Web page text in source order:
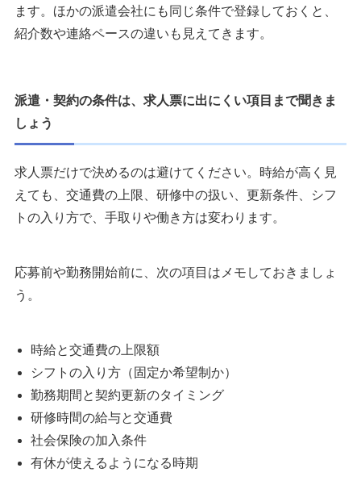
ます。ほかの派遣会社にも同じ条件で登録しておくと、
紹介数や連絡ペースの違いも見えてきます。
派遣・契約の条件は、求人票に出にくい項目まで聞きま
しょう
求人票だけで決めるのは避けてください。時給が高く見
えても、交通費の上限、研修中の扱い、更新条件、シフ
トの入り方で、手取りや働き方は変わります。
応募前や勤務開始前に、次の項目はメモしておきましょ
う。
時給と交通費の上限額
シフトの入り方（固定か希望制か）
勤務期間と契約更新のタイミング
研修時間の給与と交通費
社会保険の加入条件
有休が使えるようになる時期